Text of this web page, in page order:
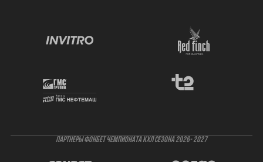
ПАРТНЕРЫ ФОНБЕТ ЧЕМПИОНАТА КХЛ СЕЗОНА 2026- 2027